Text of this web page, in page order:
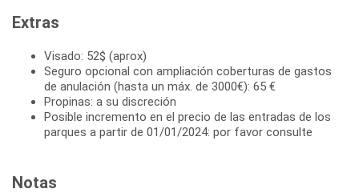
Extras
Visado: 52$ (aprox)
Seguro opcional con ampliación coberturas de gastos
de anulación (hasta un máx. de 3000€): 65 €
Propinas: a su discreción
Posible incremento en el precio de las entradas de los
parques a partir de 01/01/2024: por favor consulte
Notas